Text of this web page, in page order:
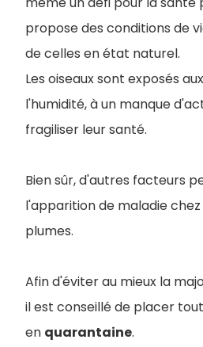
propose des conditions de
de celles en état naturel.
Les oiseaux sont exposés
l'humidité, à un manque
fragiliser leur santé.
Bien sûr, d'autres facteurs
l'apparition de maladie
plumes.
Afin d'éviter au mieux la
il est conseillé de placer
en quarantaine.